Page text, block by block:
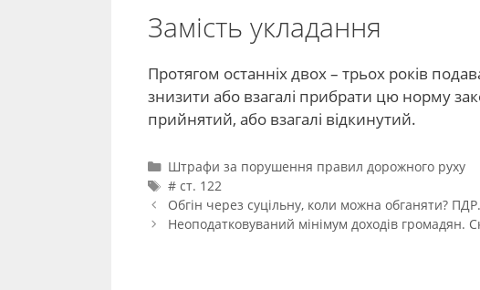
Замість укладання
Протягом останніх двох – трьох років
знизити або взагалі прибрати цю норму
прийнятий, або взагалі відкинутий.
Категорії
Штрафи за порушення правил дорожного руху
Позначки
# ст. 122
Навігація
по
Обгін через суцільну, коли можна обганяти? ПДР.
Неоподатковуваний мінімум доходів громадян.